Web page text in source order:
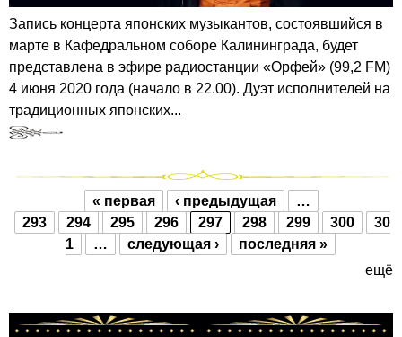
Запись концерта японских музыкантов, состоявшийся в
марте в Кафедральном соборе Калининграда, будет
представлена в эфире радиостанции «Орфей» (99,2 FM)
4 июня 2020 года (начало в 22.00). Дуэт исполнителей на
традиционных японских...
Страницы
« первая ‹ предыдущая
…
293
294 295 296 297 298 299 300
30
1
… следующая ›
последняя »
ещё